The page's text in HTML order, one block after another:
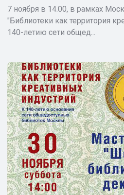
7 ноября в 14.00, в рамках
"Библиотеки как территория
140-летию сети общед...